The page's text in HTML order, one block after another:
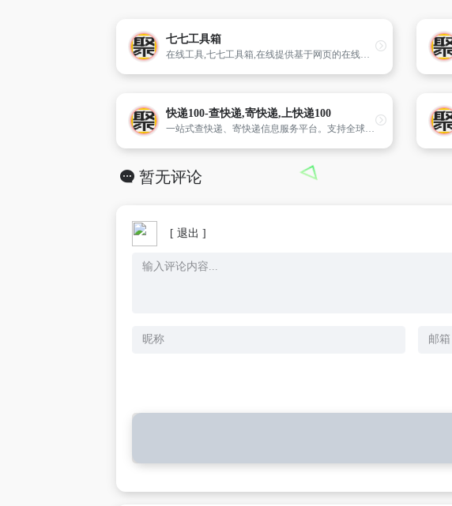
七七工具箱
在线工具,七七工具箱,在线提供基于网页的在线工具,包括：百度文库免费下载、在线文字转语音、在线图标生成、在线成语接龙等
快递100-查快递,寄快递,上快递100
一站式查快递、寄快递信息服务平台。支持全球1000+快递公司单号查询、价格查询、时效查询；支持商家寄件、寄快递,国际快递、同城快递、大件物流；提供企业级快递查询API接口、电子面单API接口、寄件API接口
暂无评论
[ 退出 ]